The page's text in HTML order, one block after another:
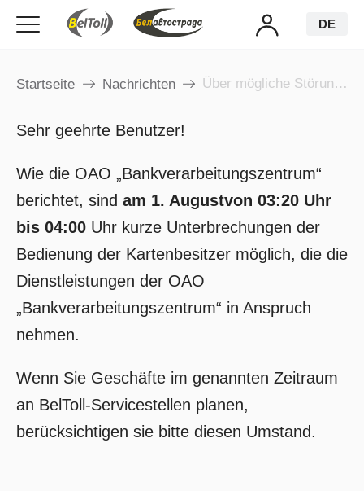
DE
Startseite Nachrichten Über mögliche Störungen bei der Arbeit mit Bankkarten am 1. August
Sehr geehrte Benutzer!
Wie die OAO „Bankverarbeitungszentrum“
berichtet, sind am 1. Augustvon 03:20 Uhr
bis 04:00 Uhr kurze Unterbrechungen der
Bedienung der Kartenbesitzer möglich, die die
Dienstleistungen der OAO
„Bankverarbeitungszentrum“ in Anspruch
nehmen.
Wenn Sie Geschäfte im genannten Zeitraum
an BelToll-Servicestellen planen,
berücksichtigen sie bitte diesen Umstand.